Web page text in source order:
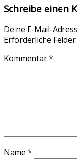
Schreibe einen
Deine E-Mail-
Erforderliche
Kommentar*
Name *